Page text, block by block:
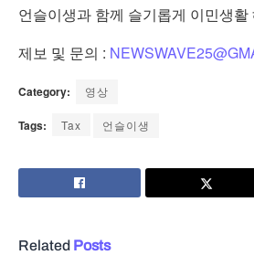
언슬이생과 함께 슬기롭게 이민생활
제보 및 문의 :
Category: 영상
Tags: Tax 언슬이생
Related Posts